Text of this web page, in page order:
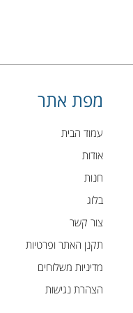
מפת אתר
עמוד הבית
אודות
חנות
בלוג
צור קשר
תקנן האתר ופרטיות
מדיניות משלוחים
הצהרת נגישות